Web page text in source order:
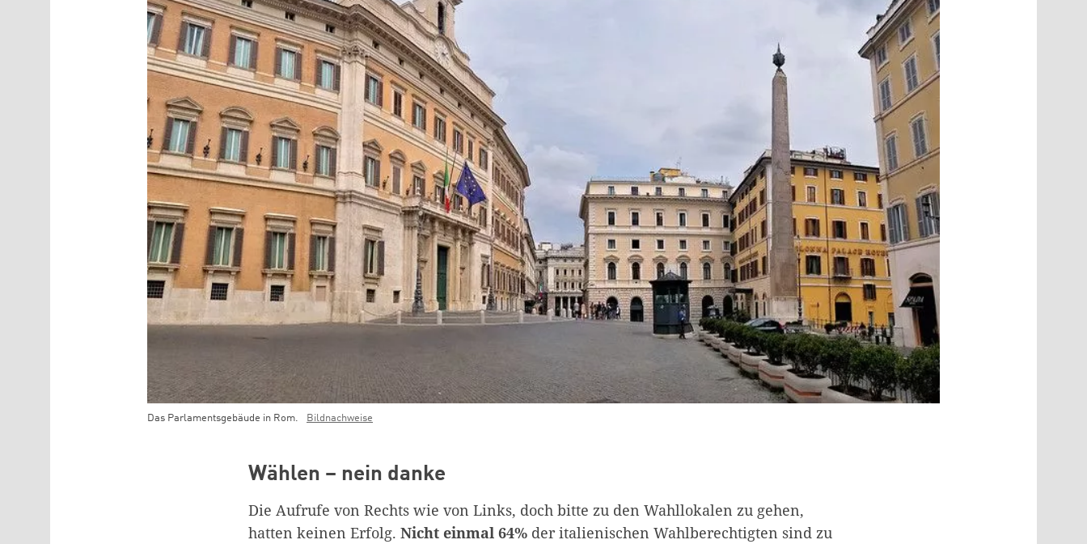
Das Parlamentsgebäude in Rom. Bildnachweise
Wählen – nein danke
Die Aufrufe von Rechts wie von Links, doch bitte zu den Wahllokalen zu gehen,
hatten keinen Erfolg. Nicht einmal 64% der italienischen Wahlberechtigten sind zu